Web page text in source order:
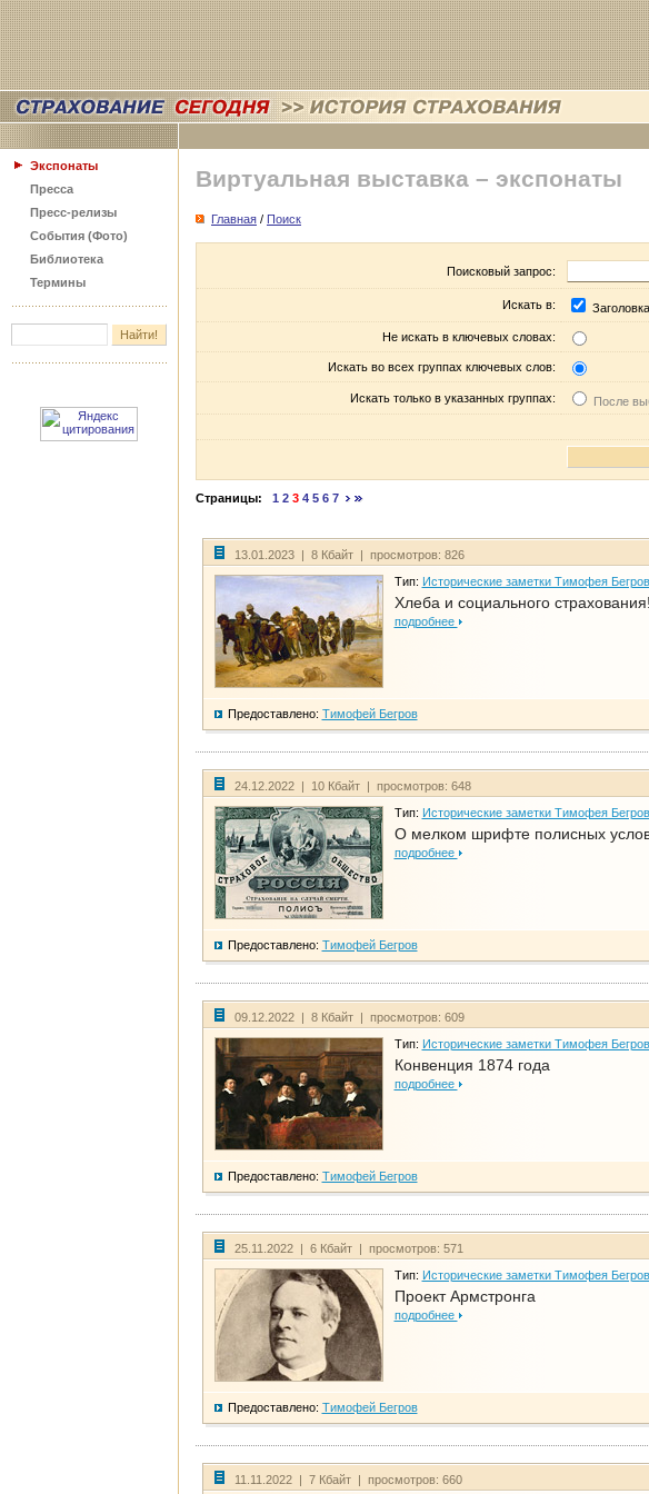
Экспонаты
Пресса
Пресс-релизы
События (Фото)
Библиотека
Термины
Виртуальная выставка – экспонаты
Главная / Поиск
Поисковый запрос:
Искать в:
Не искать в ключевых словах:
Искать во всех группах ключевых слов:
Искать только в указанных группах: После
Страницы: 1 2 3 4 5 6 7
13.01.2023 | 8 Кбайт | просмотров: 826
Тип: Исторические заметки Тимофея
Хлеба и социального страхования!
подробнее
Предоставлено: Тимофей Бегров
24.12.2022 | 10 Кбайт | просмотров: 648
Тип: Исторические заметки Тимофея
О мелком шрифте полисных
подробнее
Предоставлено: Тимофей Бегров
09.12.2022 | 8 Кбайт | просмотров: 609
Тип: Исторические заметки Тимофея
Конвенция 1874 года
подробнее
Предоставлено: Тимофей Бегров
25.11.2022 | 6 Кбайт | просмотров: 571
Тип: Исторические заметки Тимофея
Проект Армстронга
подробнее
Предоставлено: Тимофей Бегров
11.11.2022 | 7 Кбайт | просмотров: 660